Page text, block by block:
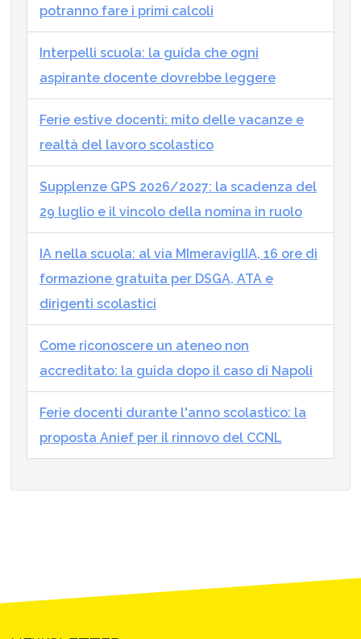
potranno fare i primi calcoli
Interpelli scuola: la guida che ogni
aspirante docente dovrebbe leggere
Ferie estive docenti: mito delle vacanze e
realtà del lavoro scolastico
Supplenze GPS 2026/2027: la scadenza del
29 luglio e il vincolo della nomina in ruolo
IA nella scuola: al via MImeraviglIA, 16 ore di
formazione gratuita per DSGA, ATA e
dirigenti scolastici
Come riconoscere un ateneo non
accreditato: la guida dopo il caso di Napoli
Ferie docenti durante l'anno scolastico: la
proposta Anief per il rinnovo del CCNL